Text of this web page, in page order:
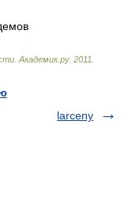
Академик.ру. 2011
larceny